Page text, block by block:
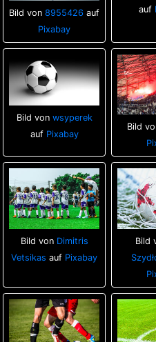
Bild von8955426 auf
Pixabay
auf
Bild von wsyperek
auf Pixabay
Bild
Bild von Dimitris
Vetsikas auf Pixabay
Bild